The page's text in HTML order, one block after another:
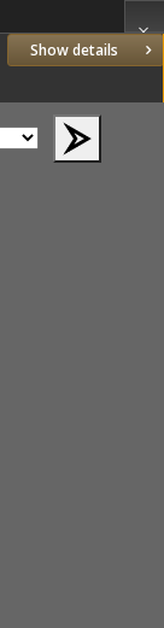
Show details